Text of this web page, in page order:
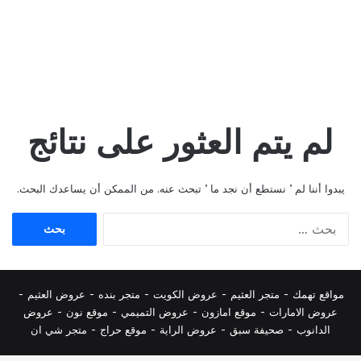
لم يتم العثور على نتائج
يبدوا أننا لم ’ نستطع أن نجد ما ’ تبحث عنه. من الممكن أن يساعدك البحث.
مواقع تهمك - متجر العثيم - عروض الكويت - متجر بنده - عروض العثيم -
عروض الامارات - موقع امازون - عروض التميمي - موقع نون - عروض
الدانوب - صحيفة سبق - عروض الراية - موقع حراج - متجر شي ان